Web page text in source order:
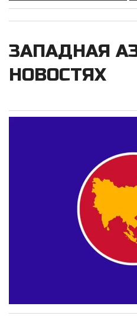
ЗАПАДНАЯ
НОВОСТЯХ